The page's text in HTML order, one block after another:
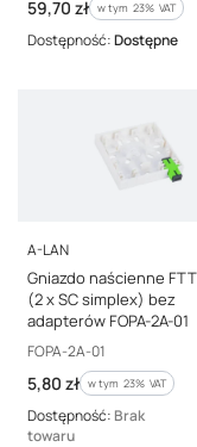
Cena brutto
59,70 zł w tym %s VAT
w tym 23% VAT
Dostępność:Dostępne
PRODUCENT
A-LAN
Gniazdo naścienne
(2 x SC simplex) bez
adapterów FOPA-2A-01
Kod producenta
FOPA-2A-01
Cena brutto
5,80 zł w tym %s VAT
w tym 23% VAT
Dostępność: Brak
towaru